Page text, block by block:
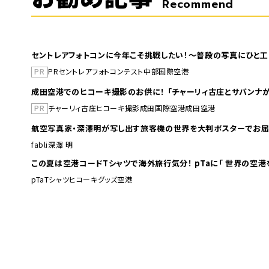
Recommend
セントレアフォトコンに今年こそ挑戦したい！～普段の写真にひと
PR PRセントレアフォトコンテスト中部国際空港
成田空港でのヒコーキ撮影のお供に！ 「チャーリィ古庄とサバン
PR チャーリィ古庄ヒコーキ撮影成田国際空港成田空港
航空写真家・深澤明が写し出す旅客機の世界を大判ポスターでお届
fabli深澤 明
この夏は空港コードTシャツで海外
pTaTシャツヒコーキグッズ空港